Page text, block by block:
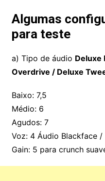
Algumas
para teste
a) Tipo de áudio Deluxe
Overdrive / Deluxe
Baixo: 7,5
Médio: 6
Agudos: 7
Voz: 4 Áudio Blackface /
Gain: 5 para crunch